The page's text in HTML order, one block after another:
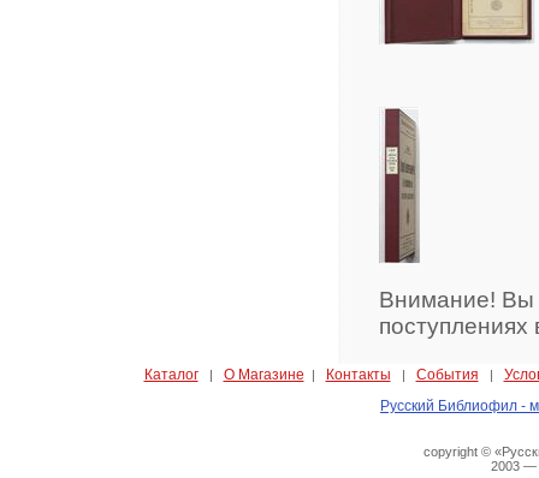
Внимание! Вы
Каталог| О Магазине | Контакты | События |
Русский Библиофил -
copyright ©
2003 —